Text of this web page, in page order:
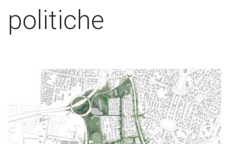
politiche